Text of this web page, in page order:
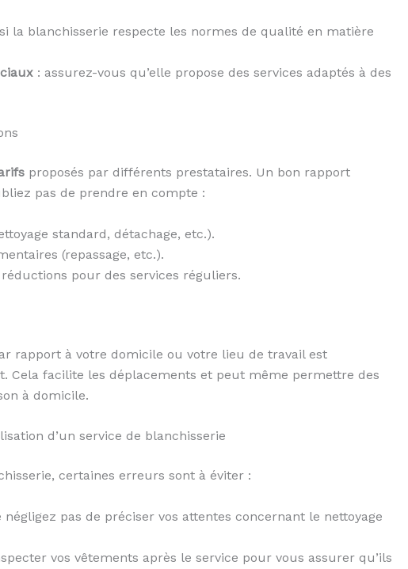
la blanchisserie respecte les normes de qualité en matière
: assurez-vous qu’elle propose des services adaptés à des
proposés par différents prestataires. Un bon rapport
pas de prendre en compte :
standard, détachage, etc.).
(repassage, etc.).
pour des services réguliers.
rapport à votre domicile ou votre lieu de travail est
Cela facilite les déplacements et peut même permettre des
à domicile.
d’un service de blanchisserie
certaines erreurs sont à éviter :
négligez pas de préciser vos attentes concernant le nettoyage
vos vêtements après le service pour vous assurer qu’ils